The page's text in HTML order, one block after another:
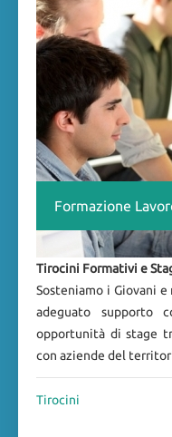
Formazione
Tirocini Formativi e
Sosteniamo i Giovani
adeguato supporto
opportunità di stage
con aziende del
Tirocini